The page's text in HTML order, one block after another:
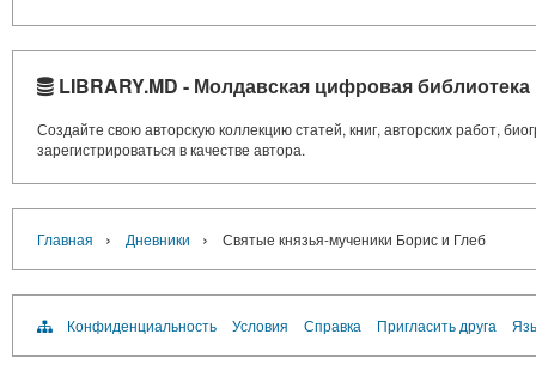
LIBRARY.MD - Молдавская цифровая библиотека
Создайте свою авторскую коллекцию статей, книг, авторских работ,
зарегистрироваться в качестве автора.
Главная › Дневники › Святые князья-мученики Борис и Глеб
Конфиденциальность Условия Справка Пригласить друга